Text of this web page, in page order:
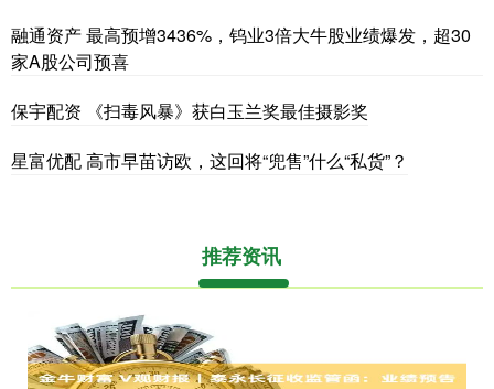
融通资产 最高预增3436%，钨业3倍大牛股业绩爆发，超30
家A股公司预喜
保宇配资 《扫毒风暴》获白玉兰奖最佳摄影奖
星富优配 高市早苗访欧，这回将“兜售”什么“私货”？
推荐资讯